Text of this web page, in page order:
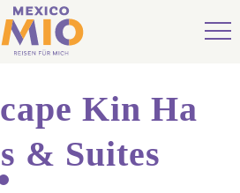
Kin Ha
& Suites